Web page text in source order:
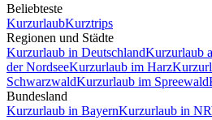
Beliebteste
KurzurlaubKurztrips
Regionen und Städte
Kurzurlaub in DeutschlandKurzurlaub
der NordseeKurzurlaub im Harz
SchwarzwaldKurzurlaub im Spreewald
Bundesland
Kurzurlaub in BayernKurzurlaub in